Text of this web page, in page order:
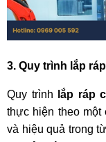
3. Quy trình lắp
Quy trình lắp ráp
thực hiện theo một
và hiệu quả trong